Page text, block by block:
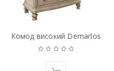
Комод високий Demarlos